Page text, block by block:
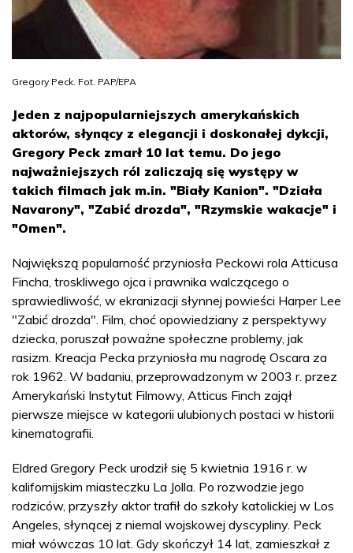
Gregory Peck. Fot. PAP/EPA
Jeden z najpopularniejszych amerykańskich
aktorów, słynący z elegancji i doskonałej dykcji,
Gregory Peck zmarł 10 lat temu. Do jego
najważniejszych ról zaliczają się występy w
takich filmach jak m.in. "Biały Kanion". "Działa
Navarony", "Zabić drozda", "Rzymskie wakacje" i
"Omen".
Największą popularność przyniosła Peckowi rola Atticusa
Fincha, troskliwego ojca i prawnika walczącego o
sprawiedliwość, w ekranizacji słynnej powieści Harper Lee
"Zabić drozda". Film, choć opowiedziany z perspektywy
dziecka, poruszał poważne społeczne problemy, jak
rasizm. Kreacja Pecka przyniosła mu nagrodę Oscara za
rok 1962. W badaniu, przeprowadzonym w 2003 r. przez
Amerykański Instytut Filmowy, Atticus Finch zajął
pierwsze miejsce w kategorii ulubionych postaci w historii
kinematografii.
Eldred Gregory Peck urodził się 5 kwietnia 1916 r. w
kalifornijskim miasteczku La Jolla. Po rozwodzie jego
rodziców, przyszły aktor trafił do szkoły katolickiej w Los
Angeles, słynącej z niemal wojskowej dyscypliny. Peck
miał wówczas 10 lat. Gdy skończył 14 lat, zamieszkał z